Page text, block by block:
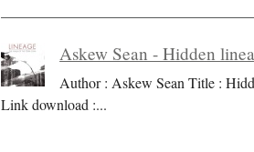
Askew Sean - Hidden
Author : Askew Sean Title :
Link download :...